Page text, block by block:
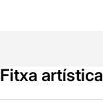
Fitxa artística